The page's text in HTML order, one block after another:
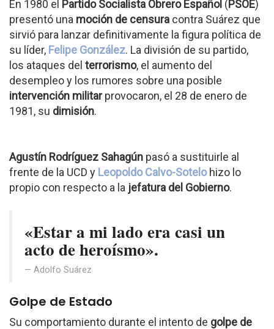
En 1980 el Partido Socialista Obrero Español (PSOE)
presentó una moción de censura contra Suárez que
sirvió para lanzar definitivamente la figura política de
su líder, Felipe González. La división de su partido,
los ataques del terrorismo, el aumento del
desempleo y los rumores sobre una posible
intervención militarprovocaron, el 28 de enero de
1981, su dimisión.
Agustín Rodríguez Sahagún pasó a sustituirle al
frente de la UCD y Leopoldo Calvo-Sotelohizo lo
propio con respecto a la jefatura del Gobierno.
«Estar a mi lado era casi un
acto de heroísmo».
Adolfo Suárez
Golpe de Estado
Su comportamiento durante el intento de golpe de